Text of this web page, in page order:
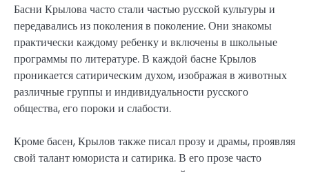
Басни Крылова часто стали частью русской культуры и
передавались из поколения в поколение. Они знакомы
практически каждому ребенку и включены в школьные
программы по литературе. В каждой басне Крылов
проникается сатирическим духом, изображая в животных
различные группы и индивидуальности русского
общества, его пороки и слабости.
Кроме басен, Крылов также писал прозу и драмы, проявляя
свой талант юмориста и сатирика. В его прозе часто